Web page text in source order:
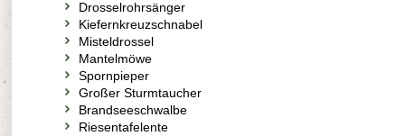
Drosselrohrsänger
Kiefernkreuzschnabel
Misteldrossel
Mantelmöwe
Spornpieper
Großer Sturmtaucher
Brandseeschwalbe
Riesentafelente